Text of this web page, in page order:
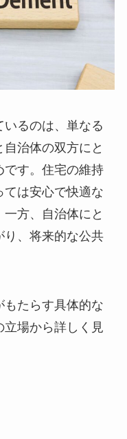
るのは、単なる
治体の双方にと
です。住宅の維持
は安心で快適な
方、自治体にと
り、将来的な公共
もたらす具体的な
立場から詳しく見